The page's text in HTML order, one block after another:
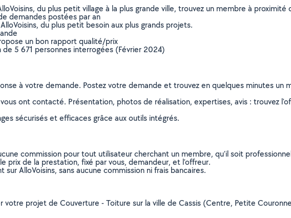
du plus petit village à la plus grande ville, trouvez un membre à proximité
demandes postées par an
du plus petit besoin aux plus grands projets.
un bon rapport qualité/prix
de 5 671 personnes interrogées (Février 2024)
à votre demande. Postez votre demande et trouvez en quelques minutes un
ont contacté. Présentation, photos de réalisation, expertises, avis : trouvez
sécurisés et efficaces grâce aux outils intégrés.
commission pour tout utilisateur cherchant un membre, qu’il soit
de la prestation, fixé par vous, demandeur, et l’offreur.
AlloVoisins, sans aucune commission ni frais bancaires.
projet de Couverture - Toiture sur la ville de Cassis (Centre, Petite